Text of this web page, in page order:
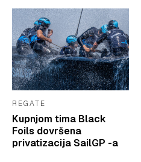
REGATE
Kupnjom tima Black
Foils dovršena
privatizacija SailGP -a